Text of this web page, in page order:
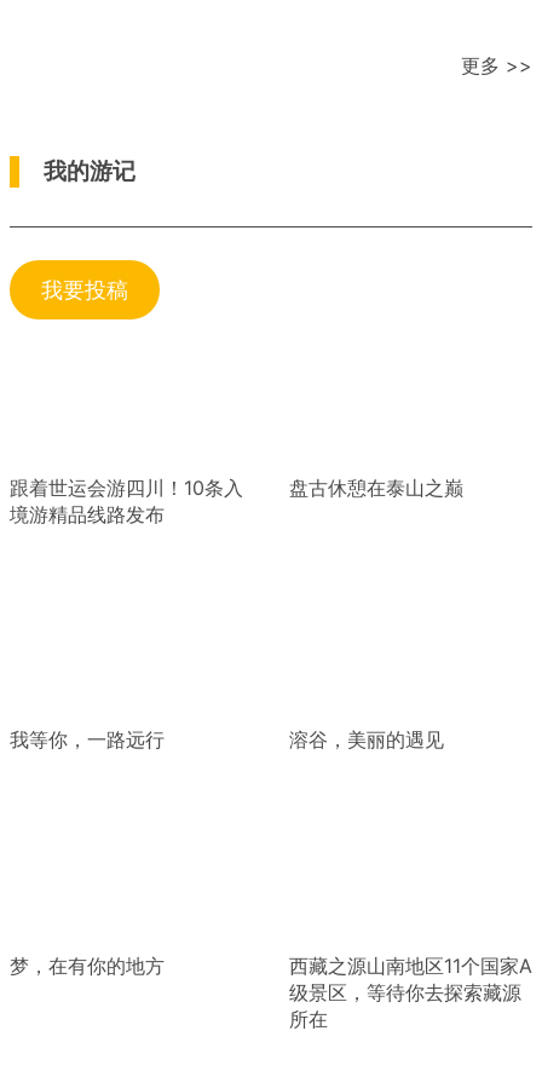
更多 >>
我的游记
我要投稿
跟着世运会游四川！10条入
境游精品线路发布
盘古休憩在泰山之巅
我等你，一路远行 溶谷，美丽的遇见
梦，在有你的地方
西藏之源山南地区11个国家A
级景区，等待你去探索藏源
所在